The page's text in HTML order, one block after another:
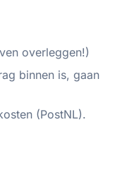
overleggen!)
binnen is, gaan
(PostNL).